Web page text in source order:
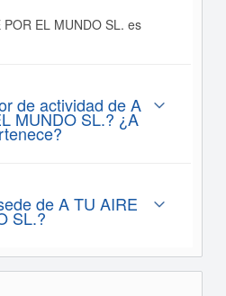
EL MUNDO SL. es
de actividad de A
MUNDO SL.? ¿A
de A TU AIRE
SL.?